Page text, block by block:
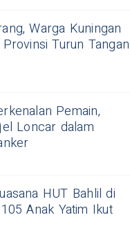
Warga Kuningan
Turun Tangan
Pemain,
Loncar dalam
HUT Bahlil di
Anak Yatim Ikut